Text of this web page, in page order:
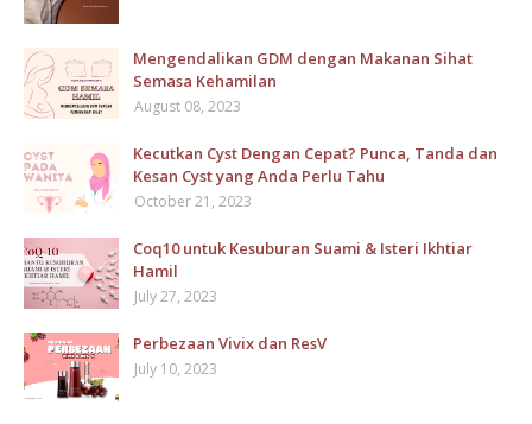
Mengendalikan GDM dengan Makanan Sihat
Semasa Kehamilan
August 08, 2023
Kecutkan Cyst Dengan Cepat? Punca, Tanda dan
Kesan Cyst yang Anda Perlu Tahu
October 21, 2023
Coq10 untuk Kesuburan Suami & Isteri Ikhtiar
Hamil
July 27, 2023
Perbezaan Vivix dan ResV
July 10, 2023